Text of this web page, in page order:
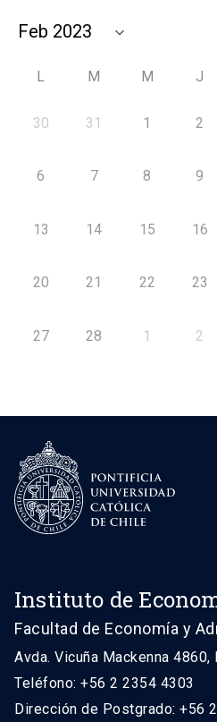
L M M J
30 31 1 2
6 7 8 9
13 14 15 16
20 21 22 23
27 28 1 2
Instituto de
Facultad de Economía y
Avda. Vicuña Mackenna
Teléfono: +56 2 2354 4303
Dirección de Postgrado: +56